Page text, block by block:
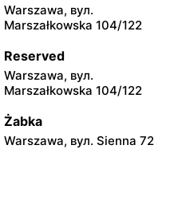
Tczew, вул. Franciszka
Żwirki 61
moje sklepy
Jarosław, вул. Pełkińska
147
moje sklepy
Opole, вул. Grudzicka 45
Warszawa, вул.
Marszałkowska 104/122
Reserved
Warszawa, вул.
Marszałkowska 104/122
Żabka
Warszawa, вул. Sienna 72